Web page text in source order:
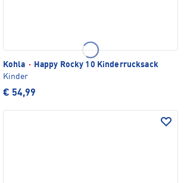
Kohla ·
Happy Rocky 10 Kinderrucksack
Kinder
€ 54,99